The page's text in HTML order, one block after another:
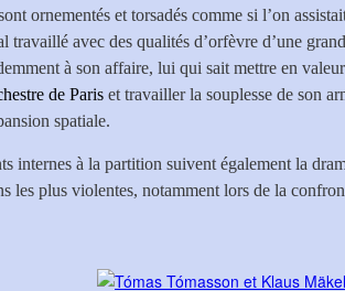
ornementés et torsadés comme si l’on
travaillé avec des qualités d’orfèvre d’une
à son affaire, lui qui sait mettre en
de Paris et travailler la souplesse de son
spatiale.
internes à la partition suivent également la
les plus violentes, notamment lors de la